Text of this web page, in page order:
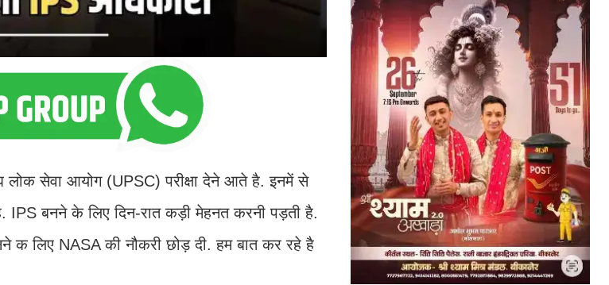
लोक सेवा आयोग (UPSC) परीक्षा देने आते है. इनमें से
IPS बनने के लिए दिन-रात कड़ी मेहनत करनी पड़ती है.
क लिए NASA की नौकरी छोड़ दी. हम बात कर रहे है